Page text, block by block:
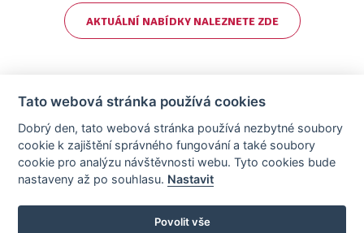
AKTUÁLNÍ NABÍDKY NALEZNETE ZDE
Stránky vytvořeny v iD-SIGN
Provozovatelem tohoto serveru je společnost AllCzech Promotion, s.r.o.,
Tato webová stránka používá cookies
Dobrý den, tato webová stránka používá nezbytné soubory
cookie k zajištění správného fungování a také soubory
cookie pro analýzu návštěvnosti webu. Tyto cookies bude
nastaveny až po souhlasu. Nastavit
Povolit vše